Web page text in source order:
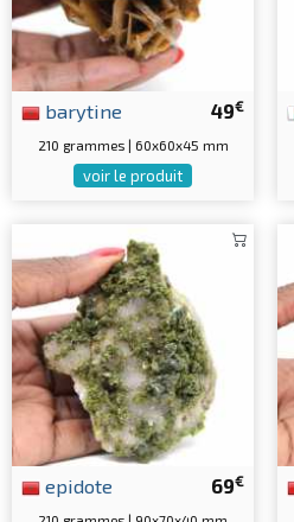
49€
barytine
210 grammes | 60x60x45 mm
voir le produit
69€
epidote